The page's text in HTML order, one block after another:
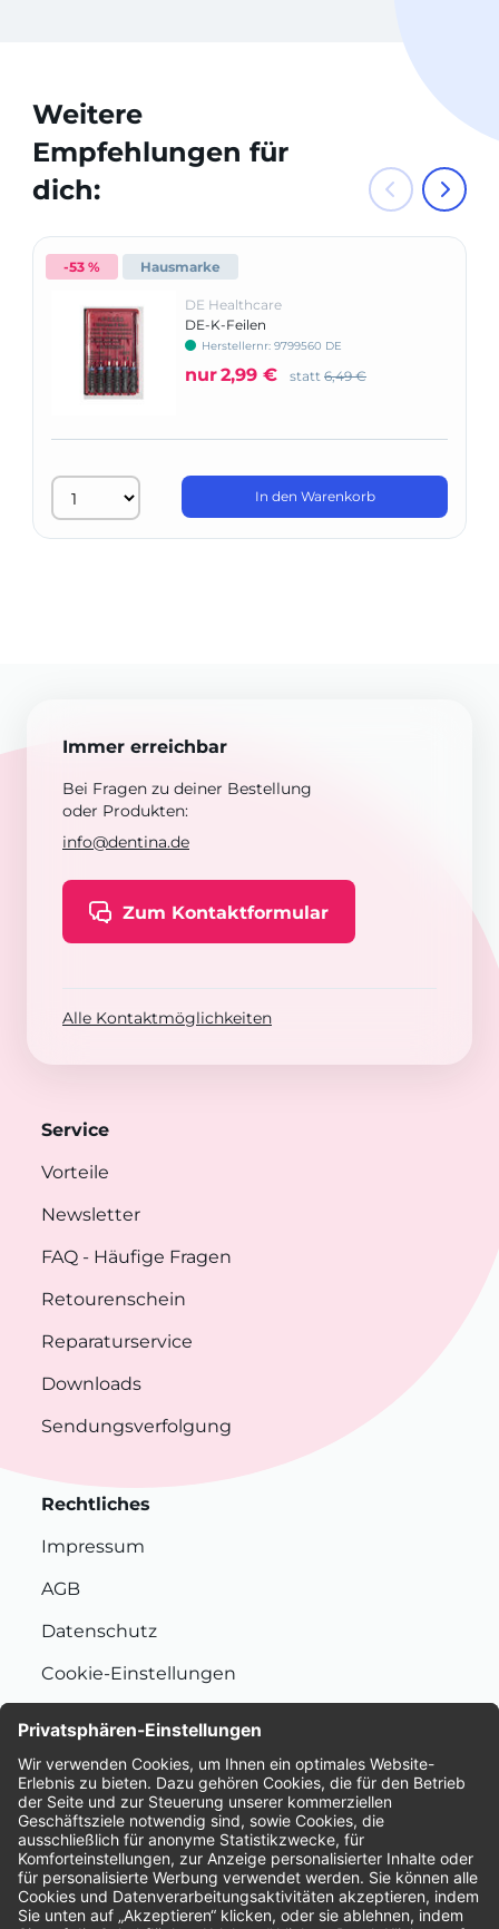
Weitere
Empfehlungen für
dich:
-53 % Hausmarke
DE Healthcare
DE-K-Feilen
Herstellernr: 9799560 DE
nur2,99 € statt 6,49 €
In den Warenkorb
Immer erreichbar
Bei Fragen zu deiner Bestellung
oder Produkten:
info@dentina.de
Zum Kontaktformular
Alle Kontaktmöglichkeiten
Service
Vorteile
Newsletter
FAQ - Häufige Fragen
Retourenschein
Reparaturservice
Downloads
Sendungsverfolgung
Rechtliches
Impressum
AGB
Datenschutz
Cookie-Einstellungen
Bewertungen